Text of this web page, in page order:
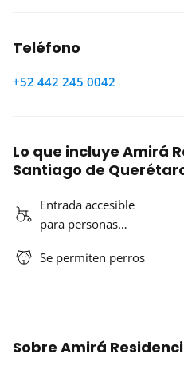
Teléfono
+52 442 245 0042
Lo que incluye Amirá
Santiago de
Entrada accesible
para personas…
Se permiten perros
Sobre Amirá